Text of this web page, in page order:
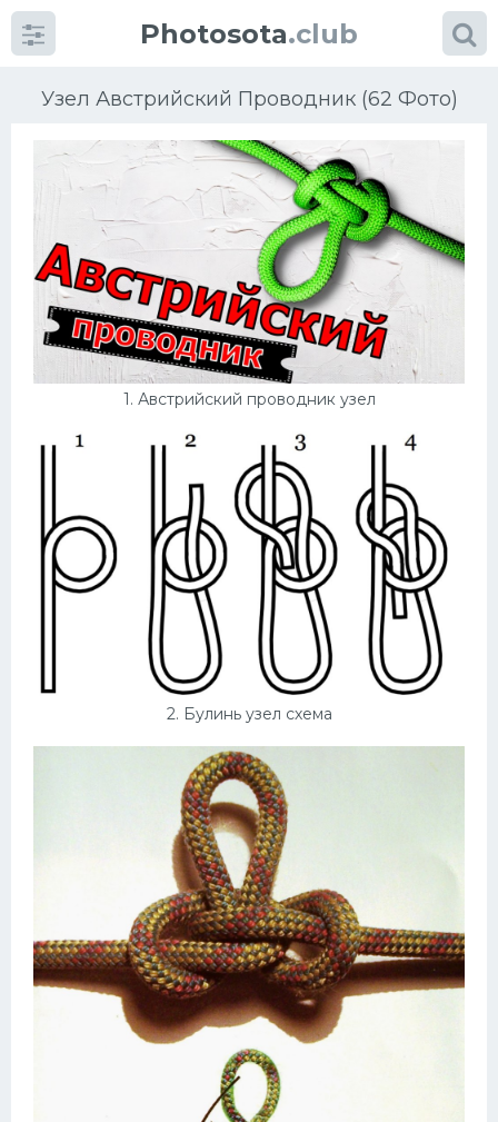
Photosota.club
Узел Австрийский Проводник (62 Фото)
1. Австрийский проводник узел
2. Булинь узел схема
КатегорииФото
Много картинок...
Футбол
Конькобежный спорт
Тренажеры
Интерьеры квартир